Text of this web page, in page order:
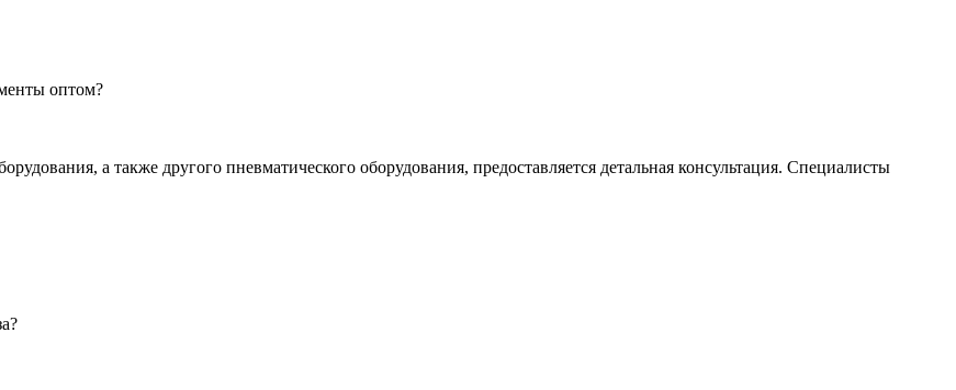
оптом?
а также другого пневматического оборудования, предоставляется детальная консультация. Специалисты